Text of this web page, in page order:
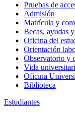
Pruebas de
Admisión
Matrícula y
Becas, ayudas
Oficina del
Orientación
Observatorio y
Vida
Oficina
Biblioteca
Estudiantes